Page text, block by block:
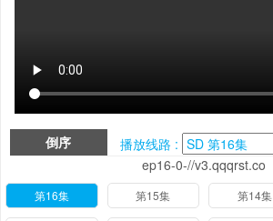
倒序
播放线路 :
ep16-0-//v3.qqqrst.co
第16集 第15集 第14集